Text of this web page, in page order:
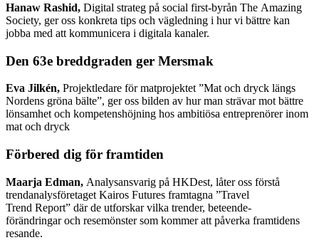
Hanaw Rashid, Digital strateg på social first-byrån The Amazing
Society, ger oss konkreta tips och vägledning i hur vi bättre kan
jobba med att kommunicera i digitala kanaler.
Den 63e breddgraden ger Mersmak
Eva Jilkén, Projektledare för matprojektet ”Mat och dryck längs
Nordens gröna bälte”, ger oss bilden av hur man strävar mot bättre
lönsamhet och kompetenshöjning hos ambitiösa entreprenörer inom
mat och dryck
Förbered dig för framtiden
Maarja Edman, Analysansvarig på HKDest, låter oss förstå
trendanalysföretaget Kairos Futures framtagna ”Travel
Trend Report” där de utforskar vilka trender, beteende-
förändringar och resemönster som kommer att påverka framtidens
resande.